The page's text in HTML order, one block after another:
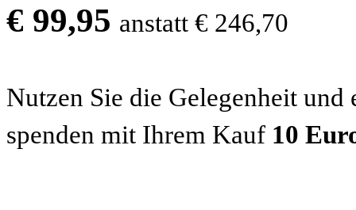
€ 99,95 anstatt € 246,70
Nutzen Sie die Gelegenheit und
spenden mit Ihrem Kauf 10